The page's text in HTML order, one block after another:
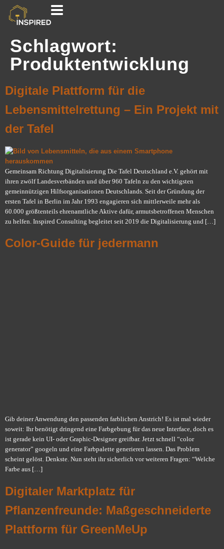
Schlagwort:
Produktentwicklung
Digitale Plattform für die
Lebensmittelrettung – Ein Projekt mit
der Tafel
Gemeinsam Richtung Digitalisierung Die Tafel Deutschland e.V. gehört mit
ihren zwölf Landesverbänden und über 960 Tafeln zu den wichtigsten
gemeinnützigen Hilfsorganisationen Deutschlands. Seit der Gründung der
ersten Tafel in Berlin im Jahr 1993 engagieren sich mittlerweile mehr als
60.000 größtenteils ehrenamtliche Aktive dafür, armutsbetroffenen Menschen
zu helfen. Inspired Consulting begleitet seit 2019 die Digitalisierung und […]
Color-Guide für jedermann
Gib deiner Anwendung den passenden farblichen Anstrich! Es ist mal wieder
soweit: Ihr benötigt dringend eine Farbgebung für das neue Interface, doch es
ist gerade kein UI- oder Graphic-Designer greifbar. Jetzt schnell “color
generator” googeln und eine Farbpalette generieren lassen. Das Problem
scheint gelöst. Denkste. Nun steht ihr sicherlich vor weiteren Fragen: “Welche
Farbe aus […]
Digitaler Marktplatz für
Pflanzenfreunde: Maßgeschneiderte
Plattform für GreenMeUp